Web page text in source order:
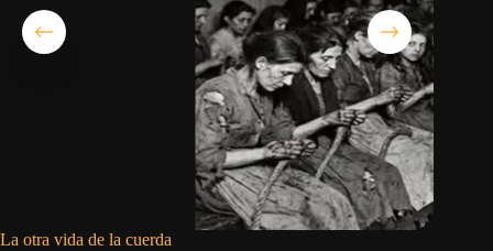
La otra vida de la cuerda